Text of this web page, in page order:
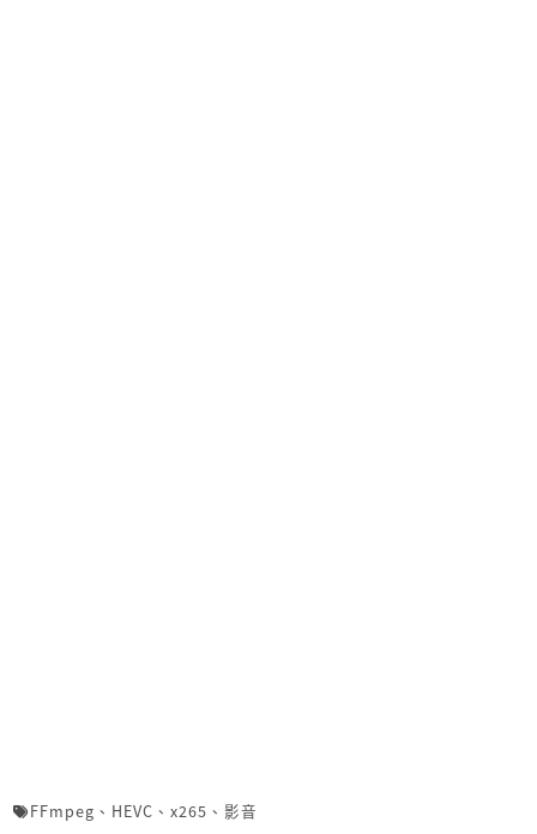
FFmpeg 、 HEVC 、 x265 、 影音